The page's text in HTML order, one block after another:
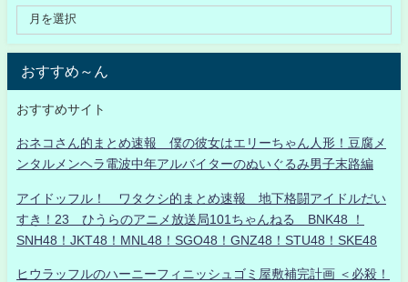
おすすめ～ん
おすすめサイト
おネコさん的まとめ速報 僕の彼女はエリーちゃん人形！豆腐メ
ンタルメンヘラ電波中年アルバイターのぬいぐるみ男子末路編
アイドッフル！ ワタクシ的まとめ速報 地下格闘アイドルだい
すき！23 ひうらのアニメ放送局101ちゃんねる BNK48 ！
SNH48！JKT48！MNL48！SGO48！GNZ48！STU48！SKE48
ヒウラッフルのハーニーフィニッシュゴミ屋敷補完計画 ＜必殺！